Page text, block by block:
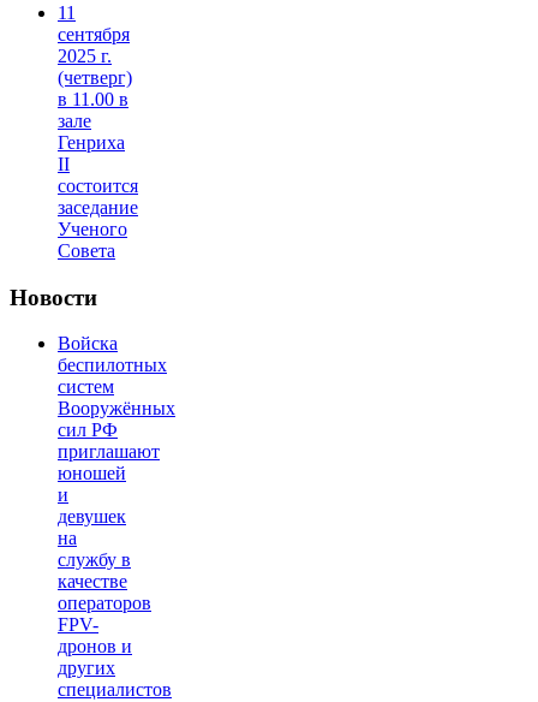
11
сентября
2025 г.
(четверг)
в 11.00 в
зале
Генриха
II
состоится
заседание
Ученого
Совета
Новости
Войска
беспилотных
систем
Вооружённых
сил РФ
приглашают
юношей
и
девушек
на
службу в
качестве
операторов
FPV-
дронов и
других
специалистов